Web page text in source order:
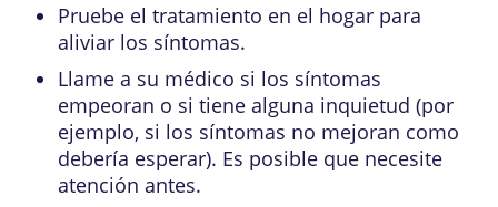
Pruebe el tratamiento en el hogar para
aliviar los síntomas.
Llame a su médico si los síntomas
empeoran o si tiene alguna inquietud (por
ejemplo, si los síntomas no mejoran como
debería esperar). Es posible que necesite
atención antes.